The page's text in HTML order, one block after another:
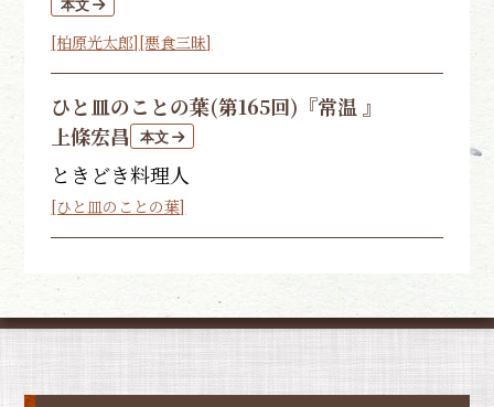
[柏原光太郎][悪食三昧]
ひと皿のことの葉(第165回) 『常温 』
上條宏昌
ときどき料理人
[ひと皿のことの葉]